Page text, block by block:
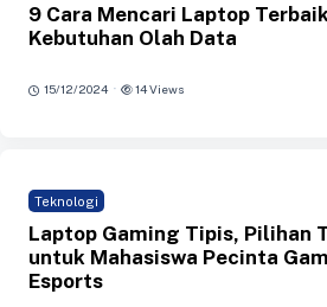
9 Cara Mencari Laptop
Kebutuhan Olah Data
15/12/2024 · 14 Views
Teknologi
Laptop Gaming Tipis, Pilihan
untuk Mahasiswa Pecinta
Esports